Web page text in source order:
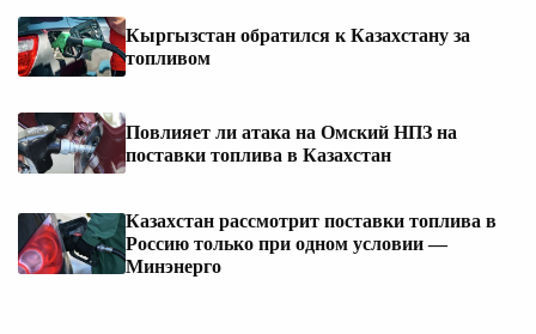
Кыргызстан обратился к Казахстану за
топливом
Повлияет ли атака на Омский НПЗ на
поставки топлива в Казахстан
Казахстан рассмотрит поставки топлива в
Россию только при одном условии —
Минэнерго